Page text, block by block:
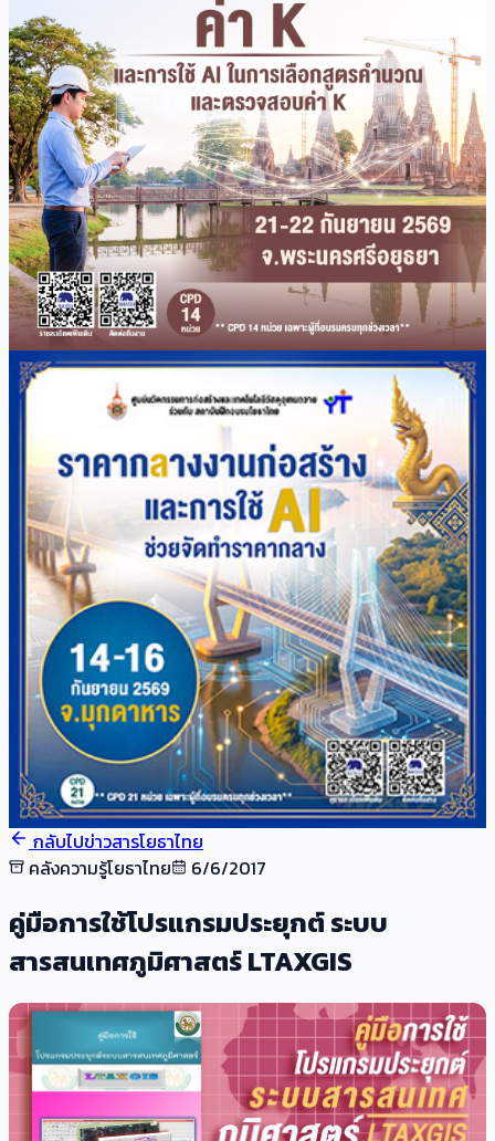
กลับไปข่าวสารโยธาไทย
คลังความรู้โยธาไทย
6/6/2017
คู่มือการใช้โปรแกรมประยุกต์ ระบบ
สารสนเทศภูมิศาสตร์ LTAXGIS